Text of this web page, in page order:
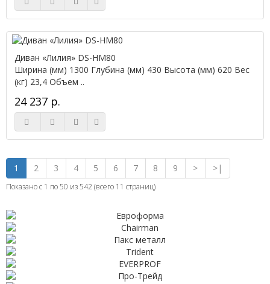
Диван «Лилия» DS-НМ80
Ширина (мм) 1300 Глубина (мм) 430 Высота (мм) 620 Вес
(кг) 23,4 Объем ..
24 237 р.
1 2 3 4 5 6 7 8 9 > >|
Показано с 1 по 50 из 542 (всего 11 страниц)